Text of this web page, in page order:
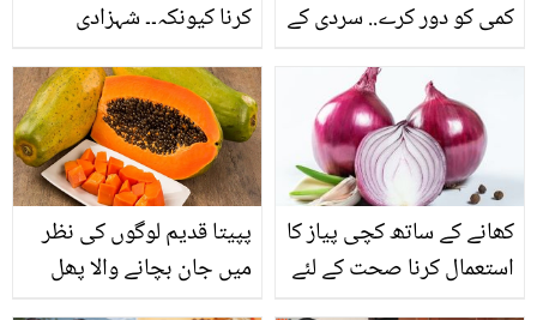
کرنا کیونکہ۔۔ شہزادی
سوہا خان کو شرمیلا خان
نے یہ نصیحت کیوں کی
تھی؟
کمی کو دور کرے.. سردی کے
کھانے کے فائدے
پپیتا قدیم لوگوں کی نظر
میں جان بچانے والا پھل
کھانے کے ساتھ کچی پیاز کا
استعمال کرنا صحت کے لئے